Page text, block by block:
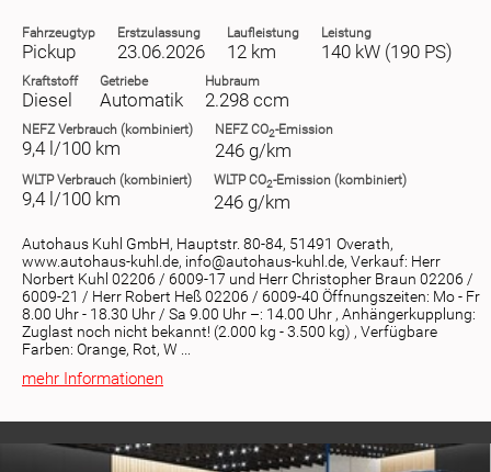
Fahrzeugtyp
Pickup
Erstzulassung
23.06.2026
Laufleistung
12 km
Leistung
140 kW (190 PS)
Kraftstoff
Diesel
Getriebe
Automatik
Hubraum
2.298 ccm
NEFZVerbrauch (kombiniert)
9,4 l/100 km
NEFZCO2-Emission
246 g/km
WLTPVerbrauch (kombiniert)
9,4 l/100 km
WLTPCO2-Emission (kombiniert)
246 g/km
Autohaus Kuhl GmbH, Hauptstr. 80-84, 51491 Overath,
www.autohaus-kuhl.de, info@autohaus-kuhl.de, Verkauf: Herr
Norbert Kuhl 02206 / 6009-17 und Herr Christopher Braun 02206 /
6009-21 / Herr Robert Heß 02206 / 6009-40 Öffnungszeiten: Mo - Fr
8.00 Uhr - 18.30 Uhr / Sa 9.00 Uhr –: 14.00 Uhr , Anhängerkupplung:
Zuglast noch nicht bekannt! (2.000 kg - 3.500 kg) , Verfügbare
Farben: Orange, Rot, W ...
mehr Informationen